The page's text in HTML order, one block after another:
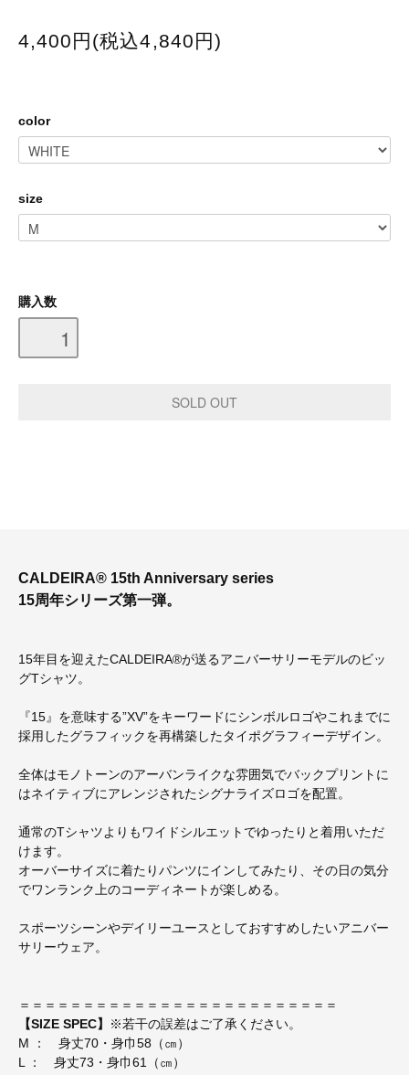
4,400円(税込4,840円)
color
size
購入数
CALDEIRA® 15th Anniversary series
15周年シリーズ第一弾。
15年目を迎えたCALDEIRA®が送るアニバーサリーモデルのビッ
グTシャツ。
『15』を意味する”XV”をキーワードにシンボルロゴやこれまでに
採用したグラフィックを再構築したタイポグラフィーデザイン。
全体はモノトーンのアーバンライクな雰囲気でバックプリントに
はネイティブにアレンジされたシグナライズロゴを配置。
通常のTシャツよりもワイドシルエットでゆったりと着用いただ
けます。
オーバーサイズに着たりパンツにインしてみたり、その日の気分
でワンランク上のコーディネートが楽しめる。
スポーツシーンやデイリーユースとしておすすめしたいアニバー
サリーウェア。
＝＝＝＝＝＝＝＝＝＝＝＝＝＝＝＝＝＝＝＝＝＝＝＝＝
【SIZE SPEC】
※若干の誤差はご了承ください。
M ： 身丈70・身巾58（㎝）
L ： 身丈73・身巾61（㎝）